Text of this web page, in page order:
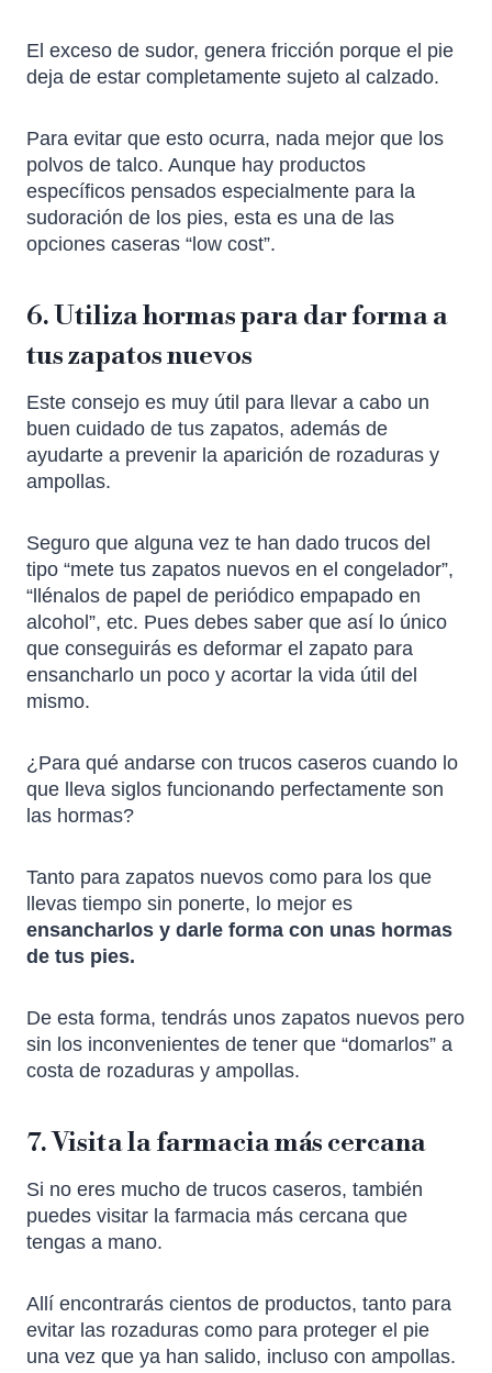
El exceso de sudor, genera fricción porque el pie
deja de estar completamente sujeto al calzado.
Para evitar que esto ocurra, nada mejor que los
polvos de talco. Aunque hay productos
específicos pensados especialmente para la
sudoración de los pies, esta es una de las
opciones caseras “low cost”.
6. Utiliza hormas para dar forma a
tus zapatos nuevos
Este consejo es muy útil para llevar a cabo un
buen cuidado de tus zapatos, además de
ayudarte a prevenir la aparición de rozaduras y
ampollas.
Seguro que alguna vez te han dado trucos del
tipo “mete tus zapatos nuevos en el congelador”,
“llénalos de papel de periódico empapado en
alcohol”, etc. Pues debes saber que así lo único
que conseguirás es deformar el zapato para
ensancharlo un poco y acortar la vida útil del
mismo.
¿Para qué andarse con trucos caseros cuando lo
que lleva siglos funcionando perfectamente son
las hormas?
Tanto para zapatos nuevos como para los que
llevas tiempo sin ponerte, lo mejor es
ensancharlos y darle forma con unas hormas
de tus pies.
De esta forma, tendrás unos zapatos nuevos pero
sin los inconvenientes de tener que “domarlos” a
costa de rozaduras y ampollas.
7. Visita la farmacia más cercana
Si no eres mucho de trucos caseros, también
puedes visitar la farmacia más cercana que
tengas a mano.
Allí encontrarás cientos de productos, tanto para
evitar las rozaduras como para proteger el pie
una vez que ya han salido, incluso con ampollas.